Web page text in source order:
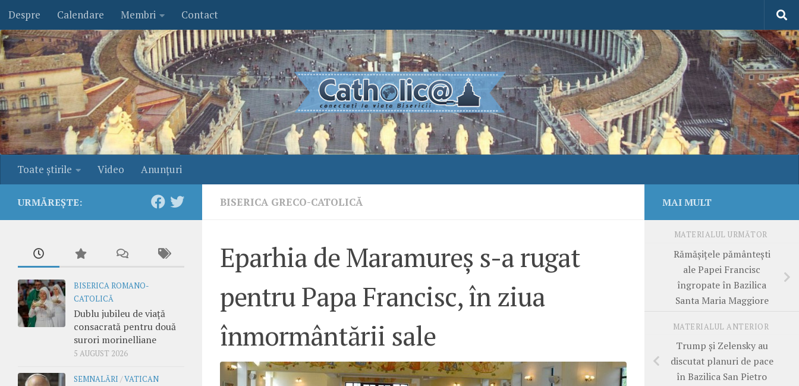
Skip to content
Despre Calendare Membri Contact
Toate ştirile Video Anunţuri
BISERICA GRECO-CATOLICĂ
Eparhia de Maramureș s-a rugat
pentru Papa Francisc, în ziua
înmormântării sale
URMĂREȘTE:
BISERICA ROMANO-
CATOLICĂ
Dublu jubileu de viață
consacrată pentru două
surori morinelliane
5 AUGUST 2026
SEMNALĂRI /VATICAN
MAI MULT
MATERIALUL URMĂTOR
Rămășițele pământești
ale Papei Francisc
îngropate în Bazilica
Santa Maria Maggiore
MATERIALUL ANTERIOR
Trump și Zelensky au
discutat planuri de pace
în Bazilica San Pietro